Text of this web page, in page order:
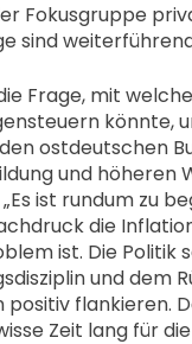
Fokusgruppe
sind
Frage, mit
könnte,
ostdeutschen
und höheren
ist rundum zu
die
ist. Die Politik
und dem
positiv flankieren.
Zeit lang für